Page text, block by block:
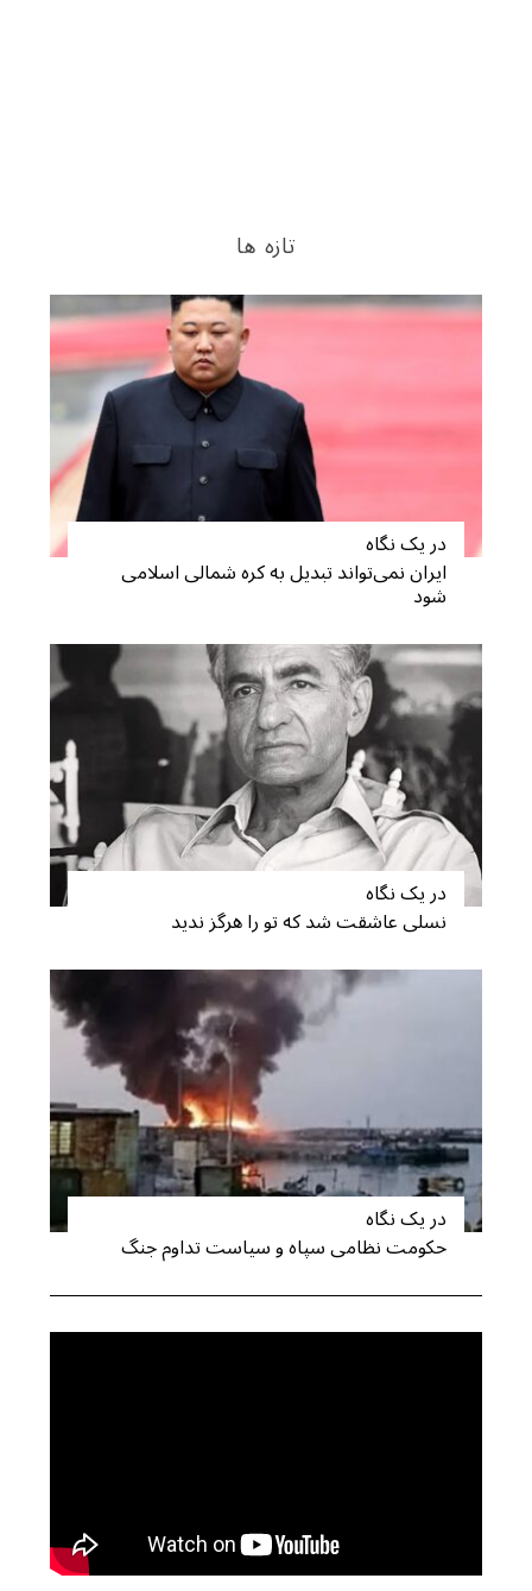
تازه ها
در یک نگاه
ایران نمی‌تواند تبدیل به کره شمالی اسلامی
شود
در یک نگاه
نسلی عاشقت شد که تو را هرگز ندید
در یک نگاه
حکومت نظامی سپاه و سیاست تداوم جنگ